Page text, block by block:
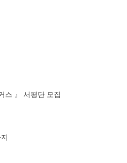
스 』 서평단 모집